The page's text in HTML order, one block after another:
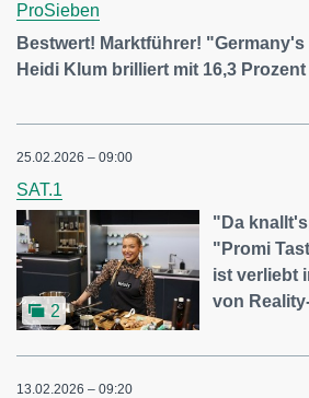
ProSieben
Bestwert! Marktführer!
Heidi Klum brilliert mit 16,3 Prozent
25.02.2026 – 09:00
SAT.1
2
"Da
"Promi
ist verliebt
von
13.02.2026 – 09:20